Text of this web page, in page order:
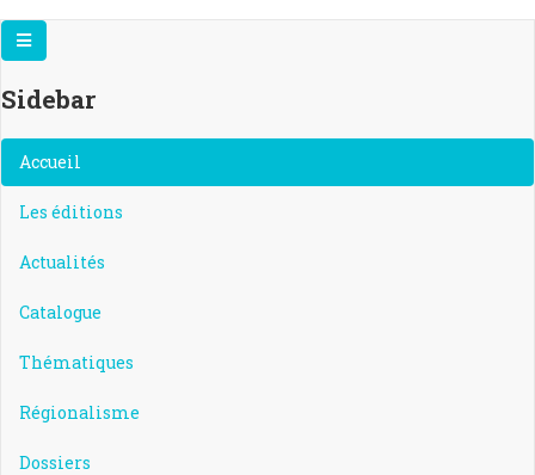
Sidebar
×
Accueil
Les éditions
Actualités
Catalogue
Thématiques
Régionalisme
Dossiers